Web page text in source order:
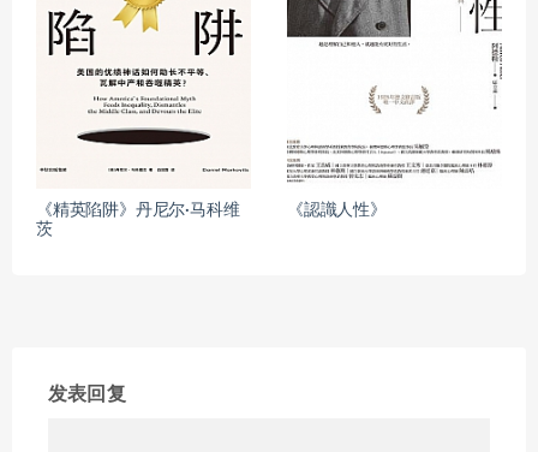
《精英陷阱》丹尼尔·马科维
茨
《認識人性》
发表回复